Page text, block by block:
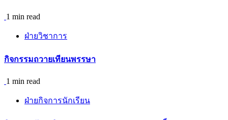
1 min read
ฝ่ายวิชาการ
กิจกรรมถวายเทียนพรรษา
1 min read
ฝ่ายกิจการนักเรียน